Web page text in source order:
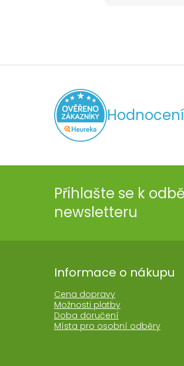
Přihlašte se k
newsletteru
Informace o nákupu
Cena dopravy
Možnosti platby
Doba doručení
Místa pro osobní odběry